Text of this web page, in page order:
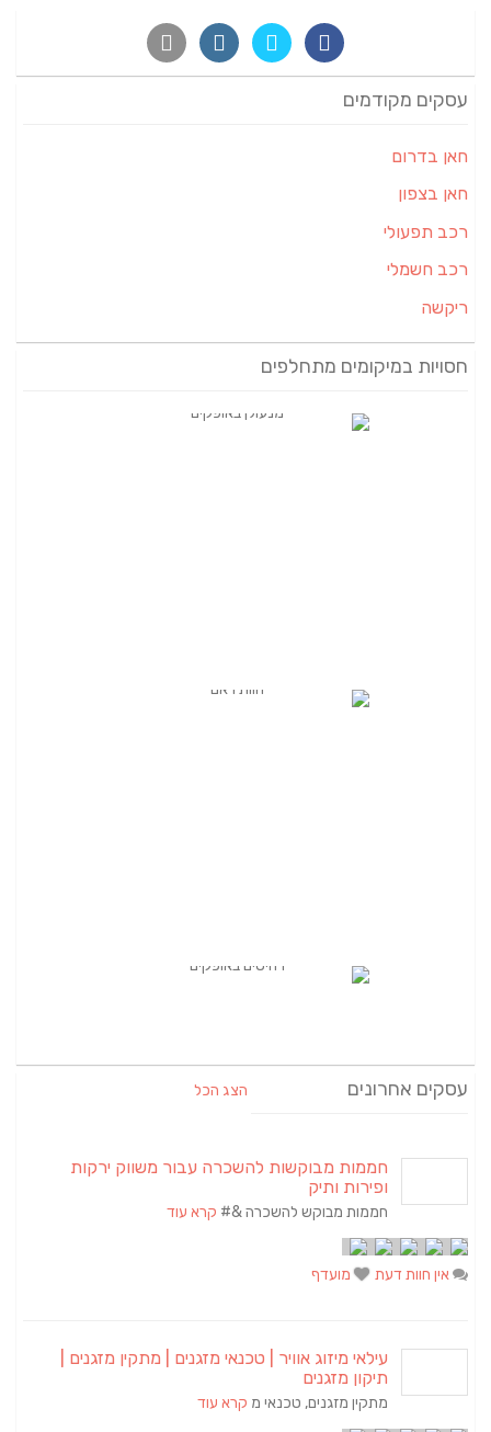
עסקים מקודמים
חאן בדרום
חאן בצפון
רכב תפעולי
רכב חשמלי
ריקשה
חסויות במיקומים מתחלפים
עסקים אחרונים הצג הכל
חממות מבוקשות להשכרה עבור משווק ירקות
ופירות ותיק
חממות מבוקש להשכרה &# קרא עוד
אין חוות דעת מועדף
עילאי מיזוג אוויר | טכנאי מזגנים | מתקין מזגנים |
תיקון מזגנים
מתקין מזגנים, טכנאי מ קרא עוד